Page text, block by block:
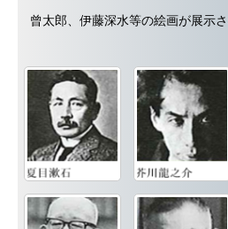
曾太郎、伊藤深水等の絵画が展示さ